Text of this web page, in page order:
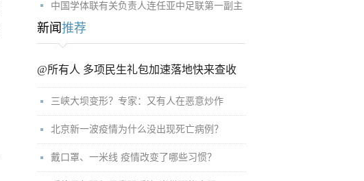
中国学体联有关负责人连任亚中足联第一副主
新闻 推荐
@所有人 多项民生礼包加速落地快来查收
三峡大坝变形？专家：又有人在恶意炒作
北京新一波疫情为什么没出现死亡病例？
戴口罩、一米线 疫情改变了哪些习惯？